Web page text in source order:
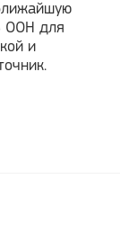
ООН для
и